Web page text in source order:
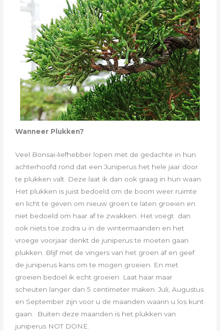
Wanneer Plukken?
Veel Bonsai-liefhebber lopen met de gedachte in hun
achterhoofd rond dat een Juniperus het hele jaar door
te plukken valt. Deze laat ik dan ook graag in hun waan.
Het plukken is juist bedoeld om de boom weer ruimte
en licht te geven om nieuw groen te laten groeien en
niet bedoeld om haar af te zwakken. Het voegt dan
ook niets toe zodra u in de wintermaanden en het
vroege voorjaar denkt de juniperus te moeten gaan
plukken. Blijf met de vingers van het groen af en geef
de juniperus kans om te mogen groeien. En met
groeien bedoel ik echt groeien. Laat haar maar
scheuten langer dan 5 centimeter maken. Juli, Augustus
en September zijn voor u de maanden waarin u los kunt
gaan. Buiten deze maanden is het plukken van
juniperus NOT DONE.